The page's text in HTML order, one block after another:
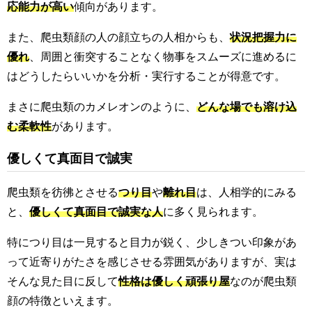
応能力が高い傾向があります。
また、爬虫類顔の人の顔立ちの人相からも、状況把握力に
優れ 、周囲と衝突することなく物事をスムーズに進めるに
はどうしたらいいかを分析・実行することが得意です。
まさに爬虫類のカメレオンのように、 どんな場でも溶け込
む柔軟性があります。
優しくて真面目で誠実
爬虫類を彷彿とさせるつり目や離れ目は、人相学的にみる
と、 優しくて真面目で誠実な人に多く見られます。
特につり目は一見すると目力が鋭く、少しきつい印象があ
って近寄りがたさを感じさせる雰囲気がありますが、実は
そんな見た目に反して性格は優しく頑張り屋なのが爬虫類
顔の特徴といえます。